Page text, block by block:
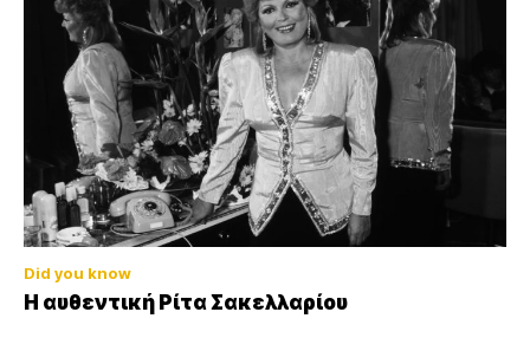
Did you know
Η αυθεντική Ρίτα Σακελλαρίου